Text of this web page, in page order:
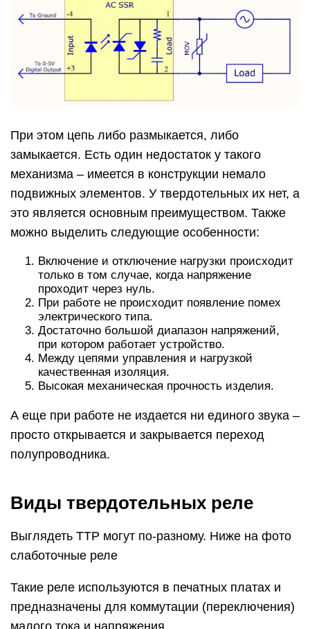
При этом цепь либо размыкается, либо
замыкается. Есть один недостаток у такого
механизма – имеется в конструкции немало
подвижных элементов. У твердотельных их нет, а
это является основным преимуществом. Также
можно выделить следующие особенности:
Включение и отключение нагрузки происходит
только в том случае, когда напряжение
проходит через нуль.
При работе не происходит появление помех
электрического типа.
Достаточно большой диапазон напряжений,
при котором работает устройство.
Между цепями управления и нагрузкой
качественная изоляция.
Высокая механическая прочность изделия.
А еще при работе не издается ни единого звука –
просто открывается и закрывается переход
полупроводника.
Виды твердотельных реле
Выглядеть ТТР могут по-разному. Ниже на фото
слаботочные реле
Такие релe используются в печатных платах и
предназначены для коммутации (переключения)